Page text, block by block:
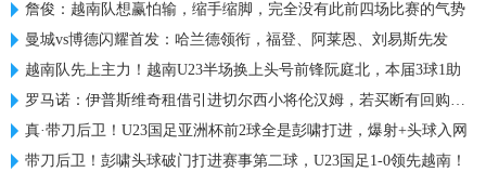
詹俊：越南队想赢怕输，缩手缩脚，完全没有此前四场比赛的气势
曼城vs博德闪耀首发：哈兰德领衔，福登、阿莱恩、刘易斯先发
越南队先上主力！越南U23半场换上头号前锋阮庭北，本届3球1助
罗马诺：伊普斯维奇租借引进切尔西小将伦汉姆，若买断有回购条款
真·带刀后卫！U23国足亚洲杯前2球全是彭啸打进，爆射+头球入网
带刀后卫！彭啸头球破门打进赛事第二球，U23国足1-0领先越南！